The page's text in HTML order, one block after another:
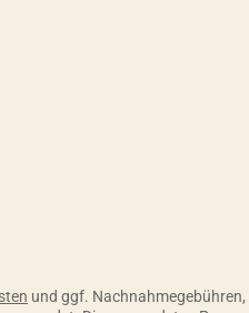
und ggf.